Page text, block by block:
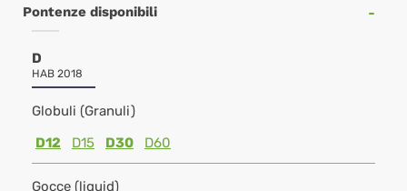
Pontenze disponibili
D
HAB 2018
Globuli (Granuli)
D12
D15 D30 D60
Gocce (liquid)